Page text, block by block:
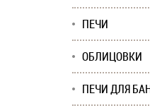
ПЕЧИ
ОБЛИЦОВКИ
ПЕЧИ ДЛЯ